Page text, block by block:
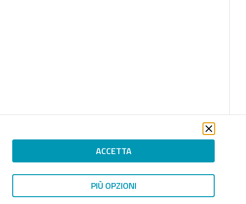
ACCETTA
PIÙ OPZIONI